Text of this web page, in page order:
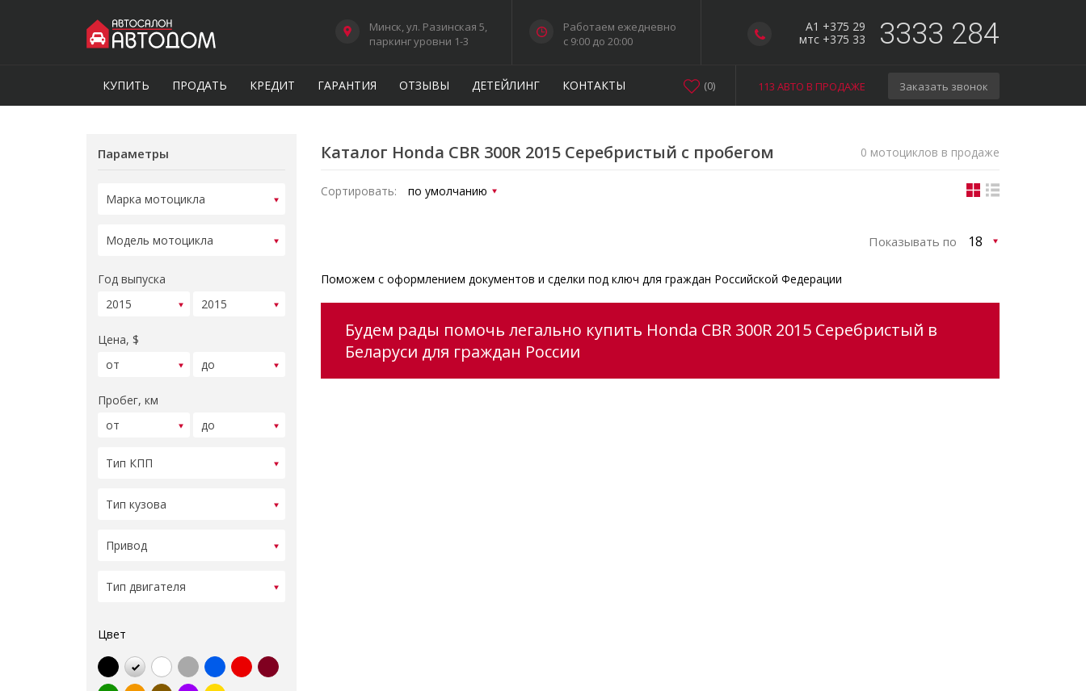
A1 +375 29
мтс +375 33
3333 284
Минск, ул. Разинская 5,
паркинг уровни 1-3
Работаем ежедневно
c 9:00 до 20:00
КУПИТЬ ПРОДАТЬ КРЕДИТ ГАРАНТИЯ ОТЗЫВЫ ДЕТЕЙЛИНГ КОНТАКТЫ 113 АВТО В ПРОДАЖЕ Заказать звонок
(0)
Параметры
Год выпуска
Цена, $
Пробег, км
Цвет
Каталог Honda CBR 300R 2015 Серебристый с пробегом 0 мотоциклов в продаже
Сортировать:
Показывать по
Поможем с оформлением документов и сделки под ключ для граждан Российской Федерации
Будем рады помочь легально купить Honda CBR 300R 2015 Серебристый в
Беларуси для граждан России